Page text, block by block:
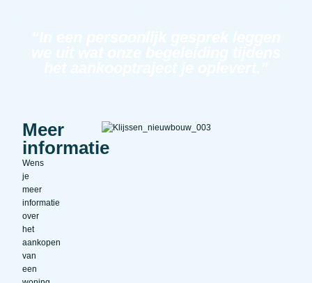
Meer
informatie
Wens
je
meer
informatie
over
het
aankopen
van
een